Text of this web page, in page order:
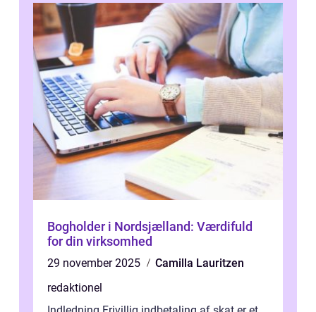
Bogholder i Nordsjælland: Værdifuld
for din virksomhed
29 november 2025
Camilla Lauritzen
redaktionel